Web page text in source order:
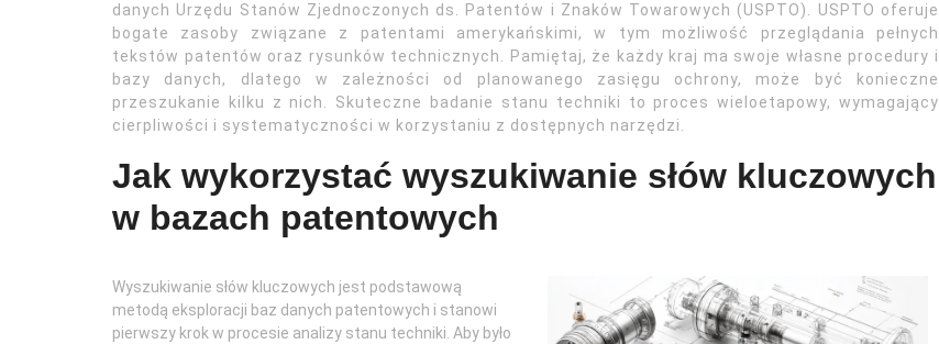
danych Urzędu Stanów Zjednoczonych ds. Patentów i Znaków Towarowych (USPTO). USPTO oferuje
bogate zasoby związane z patentami amerykańskimi, w tym możliwość przeglądania pełnych
tekstów patentów oraz rysunków technicznych. Pamiętaj, że każdy kraj ma swoje własne procedury i
bazy danych, dlatego w zależności od planowanego zasięgu ochrony, może być konieczne
przeszukanie kilku z nich. Skuteczne badanie stanu techniki to proces wieloetapowy, wymagający
cierpliwości i systematyczności w korzystaniu z dostępnych narzędzi.
Jak wykorzystać wyszukiwanie słów kluczowych
w bazach patentowych
Wyszukiwanie słów kluczowych jest podstawową
metodą eksploracji baz danych patentowych i stanowi
pierwszy krok w procesie analizy stanu techniki. Aby było